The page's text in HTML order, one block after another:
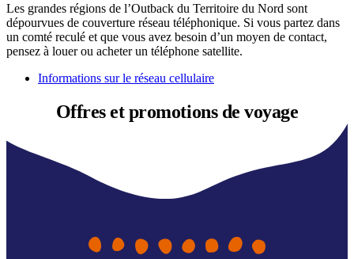
Les grandes régions de l’Outback du Territoire du Nord sont
dépourvues de couverture réseau téléphonique. Si vous partez dans
un comté reculé et que vous avez besoin d’un moyen de contact,
pensez à louer ou acheter un téléphone satellite.
Informations sur le réseau cellulaire
Offres etpromotions de voyage